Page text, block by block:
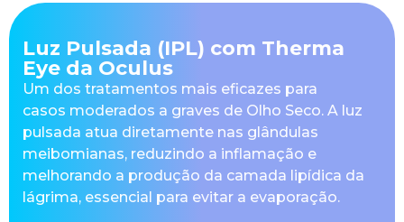
Luz Pulsada (IPL) com Therma
Eye da Oculus
Um dos tratamentos mais eficazes para
casos moderados a graves de Olho Seco. A luz
pulsada atua diretamente nas glândulas
meibomianas, reduzindo a inflamação e
melhorando a produção da camada lipídica da
lágrima, essencial para evitar a evaporação.